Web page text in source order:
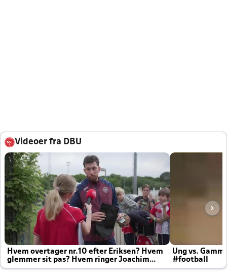
Videoer fra DBU
Hvem overtager nr.10 efter Eriksen? Hvem
glemmer sit pas? Hvem ringer Joachim
altid til efter kampe?
Ung vs.
#football